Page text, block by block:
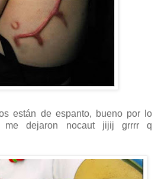
están de espanto, bueno por lo
me dejaron nocaut jijij grrrr q